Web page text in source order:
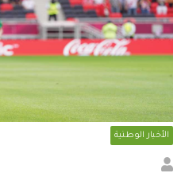
Chrono24
Sports 24
الأخبار الوطنية